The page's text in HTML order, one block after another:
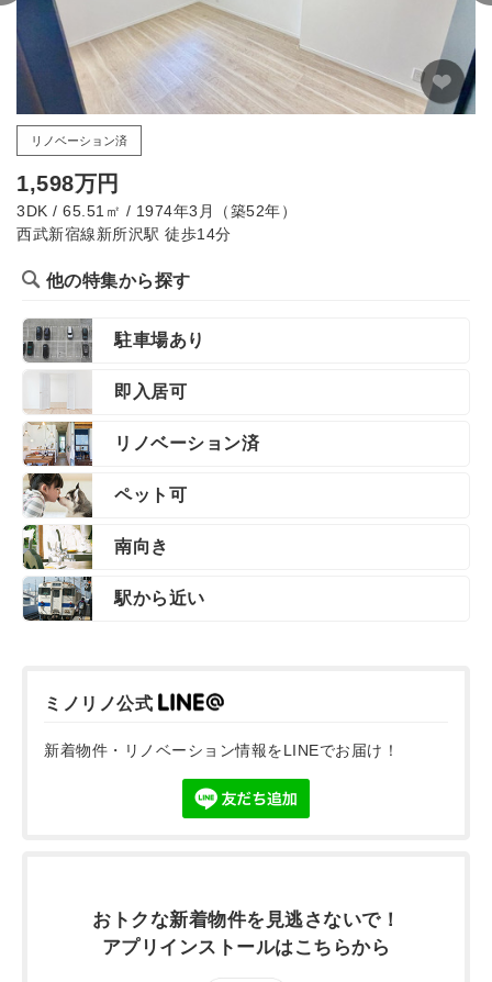
リノベーション済
1,598万円
3DK / 65.51㎡ / 1974年3月（築52年）
西武新宿線新所沢駅 徒歩14分
他の特集から探す
駐車場あり
即入居可
リノベーション済
ペット可
南向き
駅から近い
ミノリノ公式
新着物件・リノベーション情報をLINEでお届け！
おトクな新着物件を 見逃さないで！
アプリインストールはこちらから